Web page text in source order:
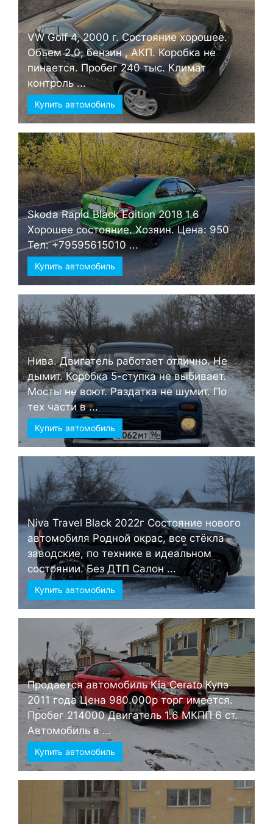
VW Golf 4, 2000 г. Состояние хорошее.
Объем 2.0, бензин , АКП. Коробка не
пинается. Пробег 240 тыс. Климат
контроль ...
Купить автомобиль
Skoda Rapid Black Edition 2018 1.6
Хорошее состояние. Хозяин. Цена: 950
Тел: +79595615010 ...
Купить автомобиль
Нива. Двигатель работает отлично. Не
дымит. Коробка 5-ступка не выбивает.
Мосты не воют. Раздатка не шумит. По
тех части в ...
Купить автомобиль
Niva Travel Black 2022г Состояние нового
автомобиля Родной окрас, все стёкла
заводские, по технике в идеальном
состоянии. Без ДТП Салон ...
Купить автомобиль
Продается автомобиль Kia Cerato Купэ
2011 года Цена 980.000р торг имеется.
Пробег 214000 Двигатель 1.6 МКПП 6 ст.
Автомобиль в ...
Купить автомобиль